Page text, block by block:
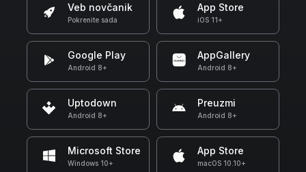
Veb novčanik
Pokrenite sada
App Store
iOS 11+
Google Play
Android 8+
AppGallery
Android 8+
Uptodown
Android 8+
Preuzmi
Android 8+
Microsoft Store
Windows 10+
App Store
macOS 10.10+